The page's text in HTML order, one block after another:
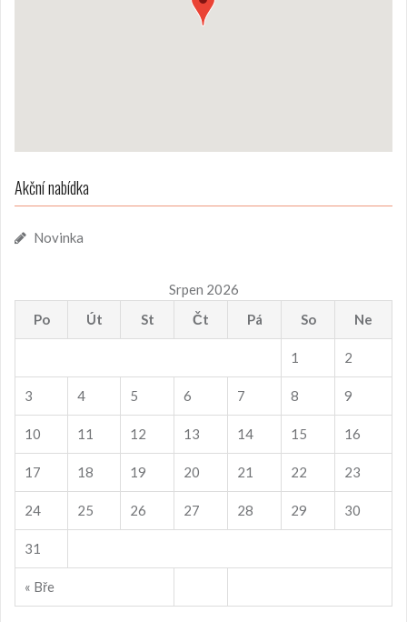
Akční nabídka
Novinka
Srpen 2026
Po
Út St Čt Pá So Ne
« Bře
1 2
3 4 5 6 7 8 9
10 11 12 13 14 15 16
17 18 19 20 21 22 23
24 25 26 27 28 29 30
31